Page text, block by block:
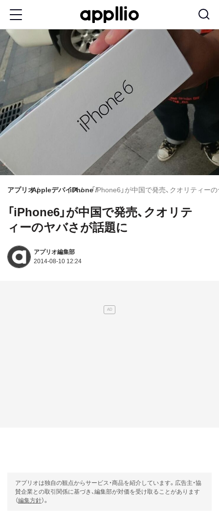
コ
ン
ン
ツ
に
動
アプリオAppleデバイスiPhone「iPhone6」が中国で発売、クオリティー
「iPhone6」が中国で発売、クオリテ
ィーのヤバさが話題に
アプリオ編集部
2014-08-10 12:24
アプリオは独自の観点からサービス・商品を紹介しています。広告主・協
賛企業との取引関係に基づき、編集部が対価を受け取ることがあります
（編集方針）。